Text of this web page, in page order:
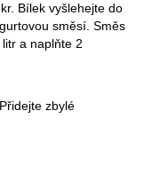
Bílek vyšlehejte do
směsí. Směs
a naplňte 2
zbylé